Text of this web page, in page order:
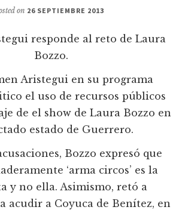
on 26 SEPTIEMBRE 2013
responde al reto de Laura
Bozzo.
Aristegui en su programa
el uso de recursos públicos
de el show de Laura Bozzo en
estado de Guerrero.
Bozzo expresó que
‘arma circos’ es la
y no ella. Asimismo, retó a
acudir a Coyuca de Benítez, en